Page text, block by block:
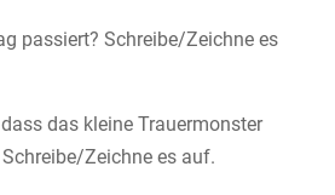
passiert? Schreibe/Zeichne es
das kleine Trauermonster
Zeichne es auf.